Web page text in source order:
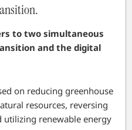
to two simultaneous
and the digital
on reducing greenhouse
resources, reversing
utilizing renewable energy